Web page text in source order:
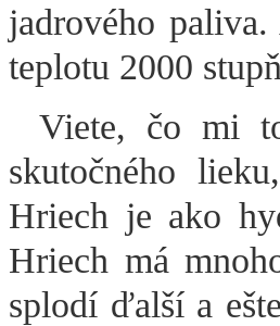
jadrového
teplotu 2000
Viete, čo mi
skutočného
Hriech je ako
Hriech má
splodí ďalší a